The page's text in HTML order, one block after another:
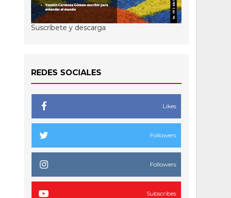
Suscríbete y descarga
REDES SOCIALES
Likes
Followers
Followers
Subscribes